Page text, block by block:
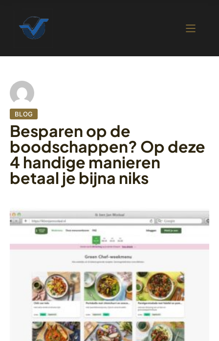
BLOG
Besparen op de
boodschappen? Op deze
4 handige manieren
betaal je bijna niks